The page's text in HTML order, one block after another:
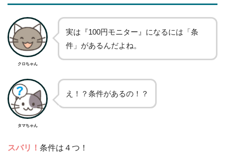
クロちゃん
実は『100円モニター』になるには「条
件」があるんだよね。
タマちゃん
え！？条件があるの！？
スバリ！ 条件は４つ！